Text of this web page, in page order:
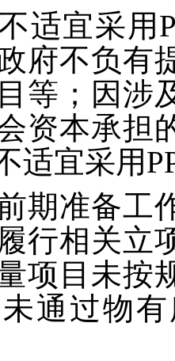
宜采用
府不负有
等；因涉
资本承担
适宜采用
准备工作
行相关立
项目未按
通过物